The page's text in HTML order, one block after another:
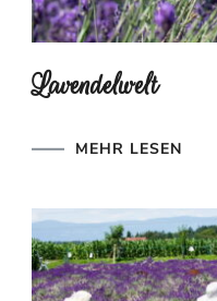
Lavendelwelt
MEHR LESEN